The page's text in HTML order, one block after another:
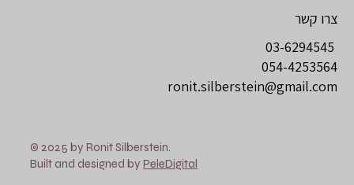
צרו קשר
054-4253564
ronit.silberstein@gmail.com
© 2025 by Ronit Silberstein.
Built and designed by PeleDigital